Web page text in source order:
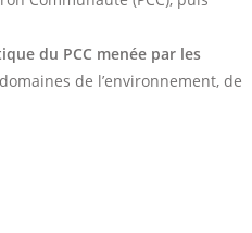
du PCC menée par les
de l’environnement, de